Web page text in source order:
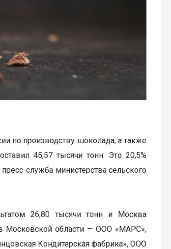
по производству шоколада, а также
45,57 тысячи тонн. Это 20,5%
служба министерства сельского
26,80 тысячи тонн и Москва
Московской области — ООО «МАРС»,
Кондитерская фабрика», ООО